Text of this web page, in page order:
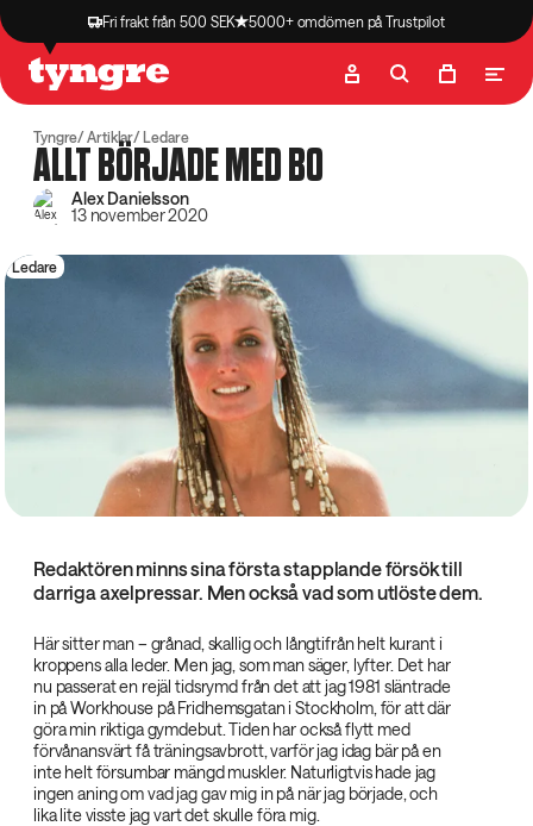
Fri frakt från 500 SEK 5000+ omdömen på Trustpilot
Butik Recept
Tyngre Artiklar Ledare
ALLT BÖRJADE MED BO
Alex Danielsson
13 november 2020
Ledare
Redaktören minns sina första stapplande försök till
darriga axelpressar. Men också vad som utlöste dem.
Här sitter man – grånad, skallig och långtifrån helt kurant i
kroppens alla leder. Men jag, som man säger, lyfter. Det har
nu passerat en rejäl tidsrymd från det att jag 1981 släntrade
in på Workhouse på Fridhemsgatan i Stockholm, för att där
göra min riktiga gymdebut. Tiden har också flytt med
förvånansvärt få träningsavbrott, varför jag idag bär på en
inte helt försumbar mängd muskler. Naturligtvis hade jag
ingen aning om vad jag gav mig in på när jag började, och
lika lite visste jag vart det skulle föra mig.